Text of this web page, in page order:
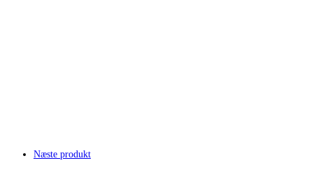
Næste produkt